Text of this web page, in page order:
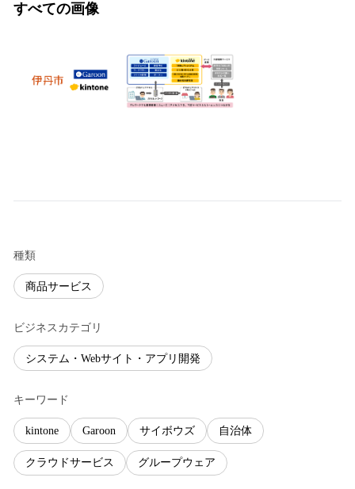
すべての画像
種類
商品サービス
ビジネスカテゴリ
システム・Webサイト・アプリ開発
キーワード
kintone Garoon サイボウズ 自治体
クラウドサービス グループウェア